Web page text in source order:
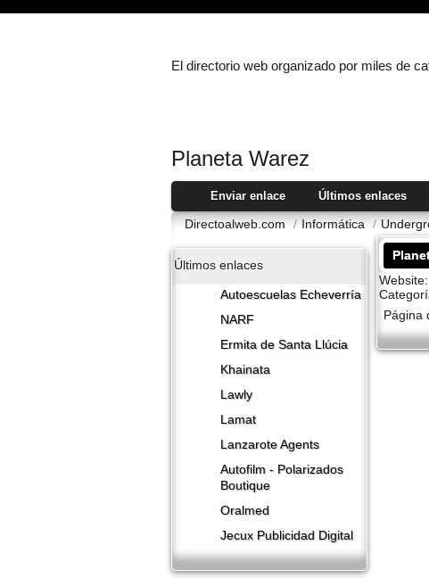
El directorio web organizado por miles de
Planeta Warez
Enviar enlace Últimos enlaces
Directoalweb.com / Informática /
Últimos enlaces
Autoescuelas Echeverría
NARF
Ermita de Santa Llúcia
Khainata
Lawly
Lamat
Lanzarote​ Agents
Autofilm - Polarizados
Boutique
Oralmed
Jecux Publicidad Digital
Website:
Página